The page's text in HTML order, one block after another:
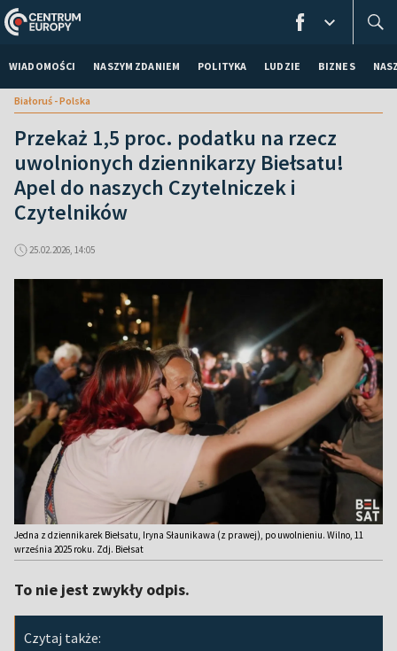
WIADOMOŚCI NASZYM ZDANIEM POLITYKA LUDZIE BIZNES
Białoruś - Polska
Przekaż 1,5 proc. podatku na rzecz
uwolnionych dziennikarzy Biełsatu!
Apel do naszych Czytelniczek i
Czytelników
25.02.2026, 14:05
Jedna z dziennikarek Biełsatu, Iryna Słaunikawa (z prawej), po uwolnieniu. Wilno, 11
września 2025 roku. Zdj. Biełsat
To nie jest zwykły odpis.
Czytaj także: